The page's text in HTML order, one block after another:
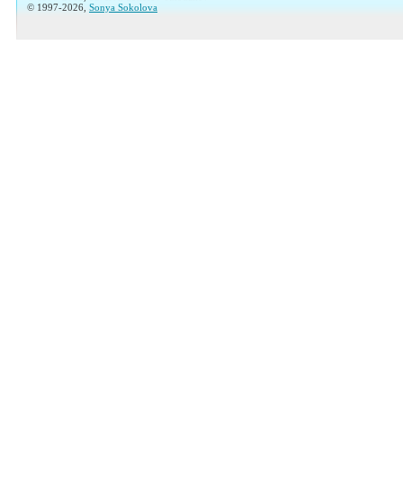
© 1997-2026, Sonya Sokolova